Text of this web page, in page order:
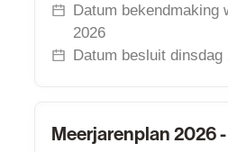
Datum bekendmaking
2026
Datum besluit dinsdag
Meerjarenplan 2026 -
Meerjarenplan 2026